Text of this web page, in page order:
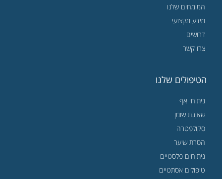
המומחים שלנו
מידע מקצועי
דרושים
צרו קשר
הטיפולים שלנו
ניתוחי אף
שאיבת שומן
סקולפטרה
הסרת שיער
ניתוחים פלסטיים
טיפולים אסתטיים